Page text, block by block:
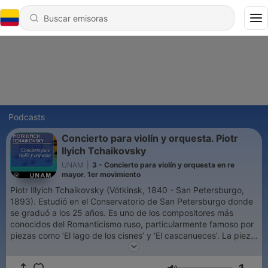
Podcasts
Concierto para violín y orquesta. Piotr
Ilyich Tchaikovsky
UNAM
3 - Concierto para violín y orquesta en re
mayor. 1er movimiento
Piotr Illyich Tchaikovsky (Vótkinsk, 1840 - San Petersburgo,
1893). Estudió en el Conservatorio de San Petersburgo donde
se graduó a los 25 años. Es uno de los compositores más
conocidos del Romanticismo ruso, particularmente famoso por
piezas como ‘El lago de los cisnes’ y ‘El cascanueces’. La pieza
que se presenta a continuación se estrenó en Viena en 1881 y